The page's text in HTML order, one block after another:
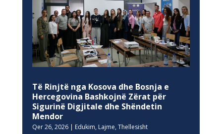
Të Rinjtë nga Kosova dhe Bosnja e
Hercegovina Bashkojnë Zërat për
Sigurinë Digjitale dhe Shëndetin
Mendor
Qer 26, 2026| Edukim, Lajme, Thellesisht